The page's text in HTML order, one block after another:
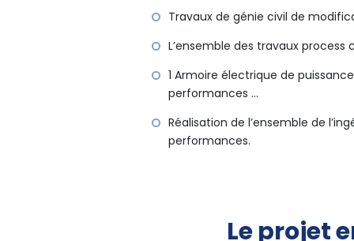
Travaux de génie civil de
L’ensemble des travaux
1 Armoire électrique de
performances …
Réalisation de l’ensemble de
performances.
Le projet